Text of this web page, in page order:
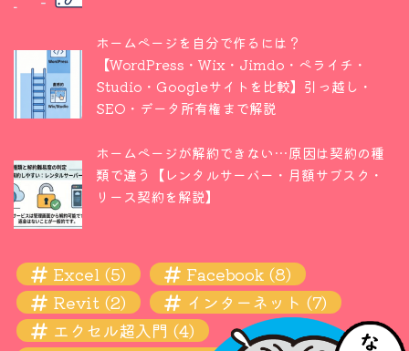
ホームページを自分で作るには？
【WordPress・Wix・Jimdo・ペライチ・
Studio・Googleサイトを比較】引っ越し・
SEO・データ所有権まで解説
ホームページが解約できない…原因は契約の種
類で違う【レンタルサーバー・月額サブスク・
リース契約を解説】
Excel (5) Facebook (8)
Revit (2) インターネット (7)
エクセル超入門 (4)